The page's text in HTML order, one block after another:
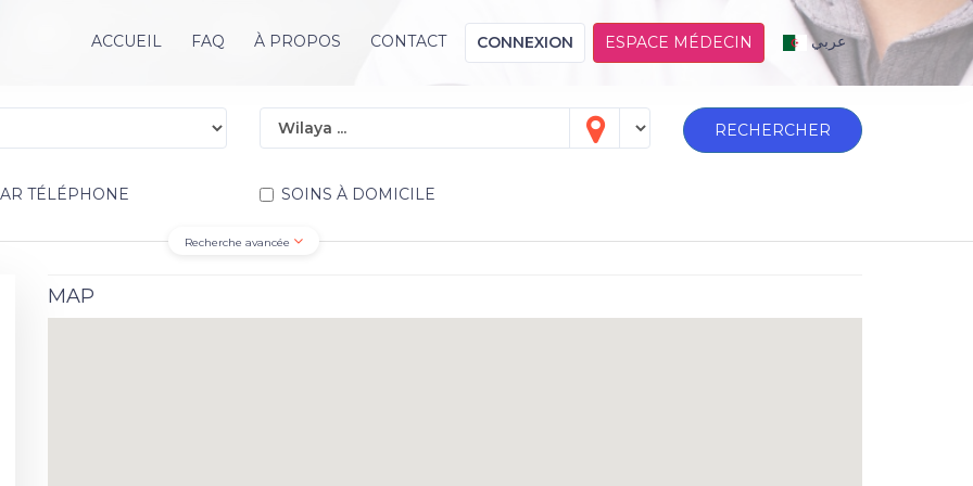
ACCUEIL FAQ À PROPOS CONTACT CONNEXION ESPACE MÉDECIN عربي
RECHERCHER
TÉLÉPHONE SOINS À DOMICILE
Recherche avancée
MAP